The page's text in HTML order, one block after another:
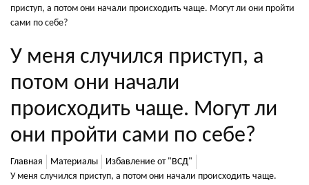
приступ, а потом они начали происходить чаще. Могут ли они пройти
сами по себе?
У меня случился приступ, а
потом они начали
происходить чаще. Могут ли
они пройти сами по себе?
Главная Материалы
Избавление от "ВСД"
У меня случился приступ, а потом они начали происходить чаще.